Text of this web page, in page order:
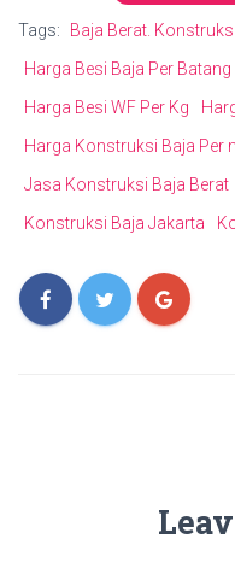
Tags: Baja Berat.
Harga Besi Baja Per Batang
Harga Besi WF Per Kg
Harga Konstruksi Baja Per
Jasa Konstruksi Baja Berat
Konstruksi Baja Jakarta